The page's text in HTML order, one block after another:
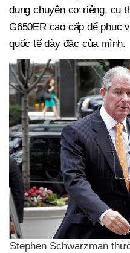
dụng chuyên cơ riêng, cụ
G650ER cao cấp để phục
quốc tế dày đặc của mình.
Stephen Schwarzman